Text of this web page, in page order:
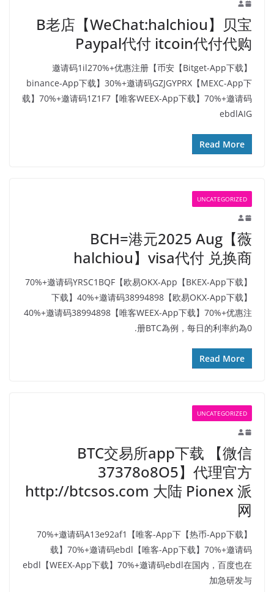
B老店【WeChat:halchiou】贝宝
Paypal代付 itcoin代付代购
【Bitget-App下载】邀请码1il270%+优惠注册【币安
binance-App下载】30%+邀请码GZJGYPRX【MEXC-App下
载】70%+邀请码1Z1F7【唯客WEEX-App下载】70%+邀请码
ebdlAIG
Read More
UNCATEGORIZED
BCH=港元2025 Aug【薇
halchiou】visa代付 兑换商
【BKEX-App下载】70%+邀请码YRSC1BQF【欧易OKX-App
下载】40%+邀请码38994898【欧易OKX-App下载】
40%+邀请码38994898【唯客WEEX-App下载】70%+优惠注
册BTC為例，每日的利率約為0.
Read More
UNCATEGORIZED
BTC交易所app下载 【微信
37378o8O5】代理官方
http://btcsos.com 大陆 Pionex 派
网
【热币-App下载】70%+邀请码A13e92af1【唯客-App下
载】70%+邀请码ebdl【唯客-App下载】70%+邀请码
ebdl【WEEX-App下载】70%+邀请码ebdl在国内，百度也在
加急研发与